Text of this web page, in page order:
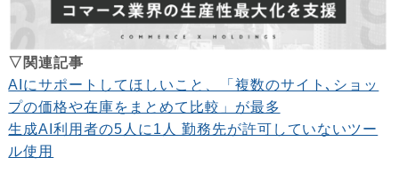
▽関連記事
AIにサポートしてほしいこと、「複数のサイト､ショッ
プの価格や在庫をまとめて比較」が最多
生成AI利用者の5人に1人 勤務先が許可していないツー
ル使用